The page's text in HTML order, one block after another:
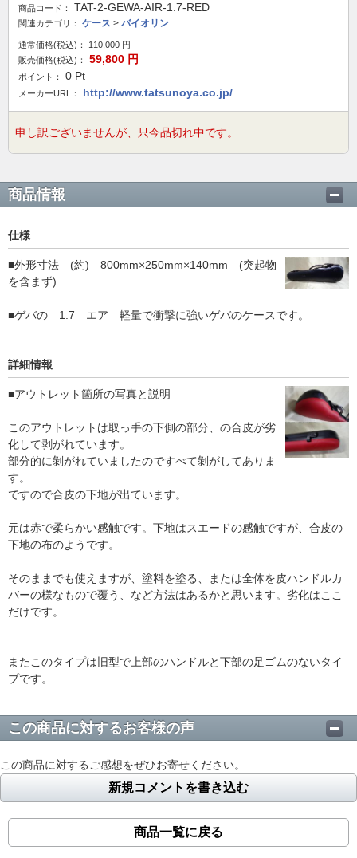
商品コード： TAT-2-GEWA-AIR-1.7-RED
関連カテゴリ： ケース > バイオリン
通常価格(税込)： 110,000 円
販売価格(税込)：
59,800 円
ポイント： 0 Pt
メーカーURL： http://www.tatsunoya.co.jp/
申し訳ございませんが、只今品切れ中です。
商品情報
仕様
■外形寸法 (約) 800mm×250mm×140mm (突起物
を含まず)
■ゲバの 1.7 エア 軽量で衝撃に強いゲバのケースです。
詳細情報
■アウトレット箇所の写真と説明
このアウトレットは取っ手の下側の部分、の合皮が劣
化して剥がれています。
部分的に剝がれていましたのですべて剝がしてありま
す。
ですので合皮の下地が出ています。
元は赤で柔らかい感触です。下地はスエードの感触ですが、合皮の
下地の布のようです。
そのままでも使えますが、塗料を塗る、または全体を皮ハンドルカ
バーの様なもので覆う、など方法はあるかと思います。劣化はここ
だけです。
またこのタイプは旧型で上部のハンドルと下部の足ゴムのないタイ
プです。
この商品に対するお客様の声
この商品に対するご感想をぜひお寄せください。
新規コメントを書き込む
商品一覧に戻る